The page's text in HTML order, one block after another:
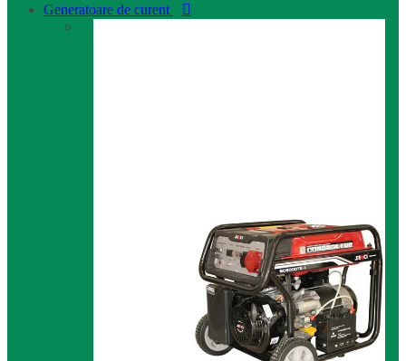
Generatoare de curent